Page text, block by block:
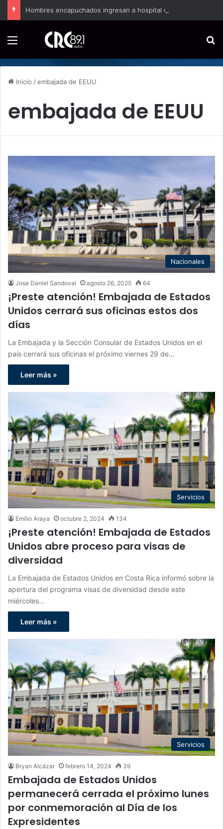
Inicio /embajada de EEUU
embajada de EEUU
Nacionales
Jose Daniel Sandoval agosto 26, 2025 64
¡Preste atención! Embajada de Estados
Unidos cerrará sus oficinas estos dos
días
La Embajada y la Sección Consular de Estados Unidos en el
país cerrará sus oficinas el próximo viernes 29 de…
Leer más »
Servicios
Emilio Araya octubre 2, 2024 134
¡Preste atención! Embajada de Estados
Unidos abre proceso para visas de
diversidad
La Embajada de Estados Unidos en Costa Rica informó sobre la
apertura del programa visas de diversidad desde este
miércoles…
Leer más »
Servicios
Bryan Alcázar febrero 14, 2024 39
Embajada de Estados Unidos
permanecerá cerrada el próximo lunes
por conmemoración al Día de los
Expresidentes